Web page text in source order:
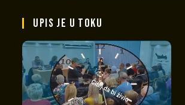
UPIS JE U TOKU